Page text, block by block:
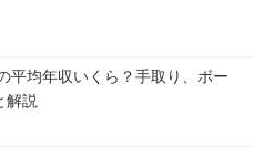
平均年収いくら？手取り、ボー
解説